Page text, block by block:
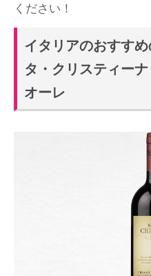
ください！
イタリアのおすす
タ・クリスティー
オーレ